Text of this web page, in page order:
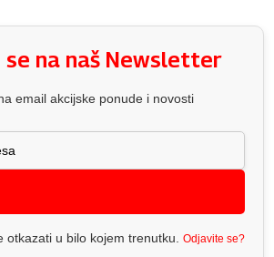
se na naš Newsletter
email akcijske ponude i novosti
otkazati u bilo kojem trenutku. Odjavite se?